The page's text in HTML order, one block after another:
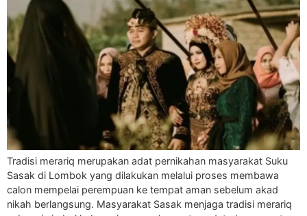
Tradisi merariq merupakan adat pernikahan masyarakat Suku
Sasak di Lombok yang dilakukan melalui proses membawa
calon mempelai perempuan ke tempat aman sebelum akad
nikah berlangsung. Masyarakat Sasak menjaga tradisi merariq